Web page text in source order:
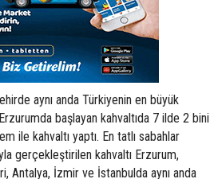
aynı anda Türkiyenin en büyük
başlayan kahvaltıda 7 ilde 2 bini
ile kahvaltı yaptı. En tatlı sabahlar
gerçekleştirilen kahvaltı Erzurum,
Antalya, İzmir ve İstanbulda aynı anda